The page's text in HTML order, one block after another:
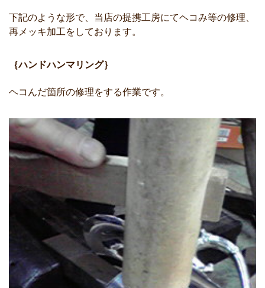
下記のような形で、当店の提携工房にてヘコみ等の修理、
再メッキ加工をしております。
｛ハンドハンマリング｝
ヘコんだ箇所の修理をする作業です。